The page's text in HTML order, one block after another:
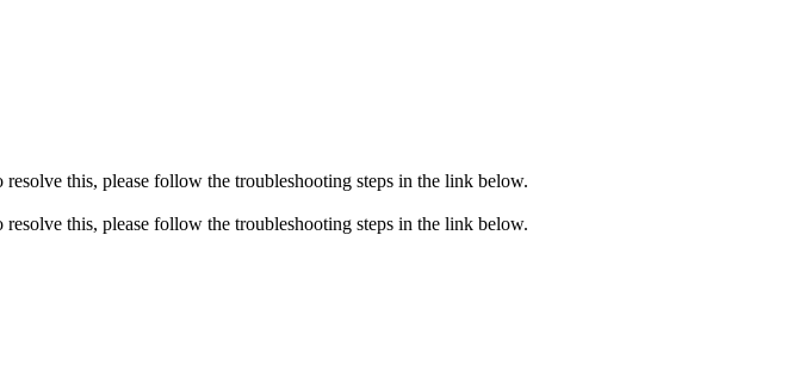
this, please follow the troubleshooting steps in the link below.
this, please follow the troubleshooting steps in the link below.